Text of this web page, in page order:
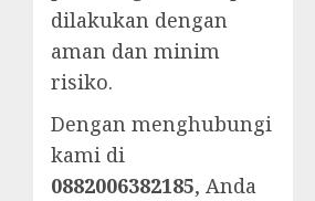
dilakukan dengan
aman dan minim
risiko.
Dengan menghubungi
kami di
0882006382185, Anda